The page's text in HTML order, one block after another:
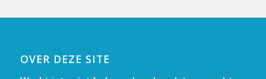
OVER DEZE SITE